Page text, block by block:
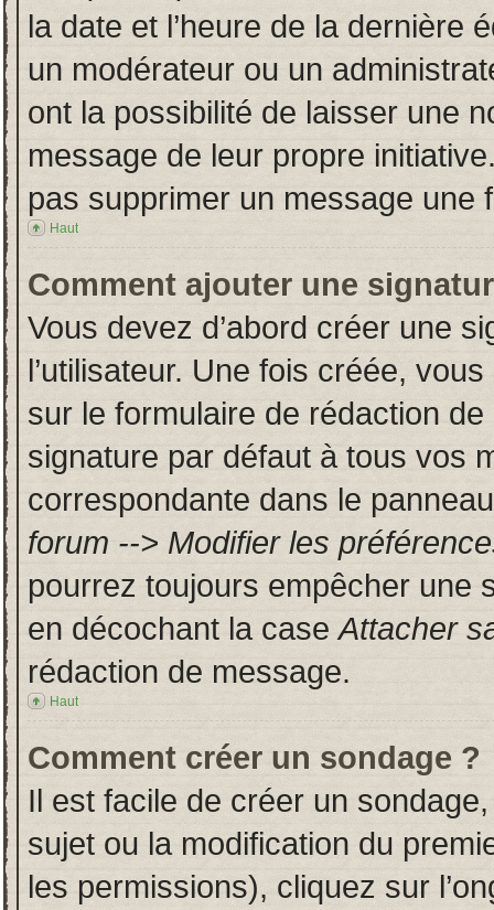
la date et l’heure de la dernière
un modérateur ou un
ont la possibilité de laisser une
message de leur propre
pas supprimer un message une
Haut
Comment ajouter une
Vous devez d’abord créer une
l’utilisateur. Une fois créée,
sur le formulaire de rédaction
signature par défaut à tous vos
correspondante dans le
forum --> Modifier les
pourrez toujours empêcher une
en décochant la caseAttacher
rédaction de message.
Haut
Comment créer un sondage ?
Il est facile de créer un
sujet ou la modification du
les permissions), cliquez sur